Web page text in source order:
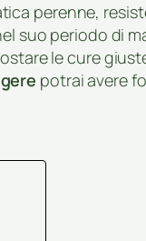
perenne,
suo periodo di
le cure
potrai avere